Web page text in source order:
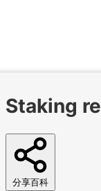
文章 视频 课程 集训营
首页文章视频
工作